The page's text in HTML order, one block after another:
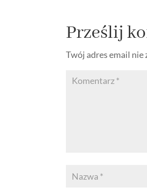
Prześlij
Twój adres email